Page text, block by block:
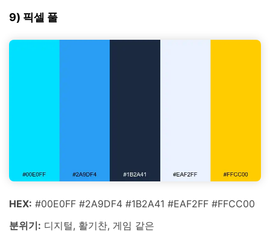
9) 픽셀 풀
HEX: #00E0FF #2A9DF4 #1B2A41 #EAF2FF #FFCC00
분위기: 디지털, 활기찬, 게임 같은